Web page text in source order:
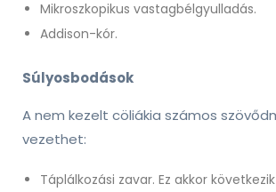
Mikroszkopikus vastagbélgyulladás.
Addison-kór.
Súlyosbodások
A nem kezelt cöliákia számos
vezethet:
Táplálkozási zavar. Ez akkor